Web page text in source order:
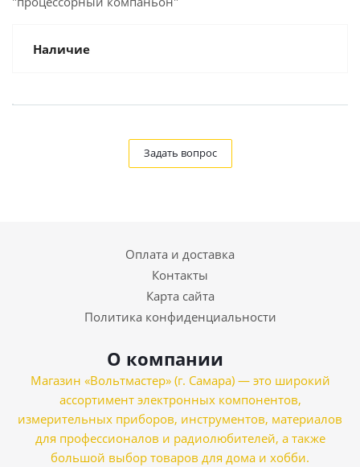
Наличие
Задать вопрос
Оплата и доставка
Контакты
Карта сайта
Политика конфиденциальности
О компании
Магазин «Вольтмастер» (г. Самара) — это широкий
ассортимент электронных компонентов,
измерительных приборов, инструментов, материалов
для профессионалов и радиолюбителей, а также
большой выбор товаров для дома и хобби.